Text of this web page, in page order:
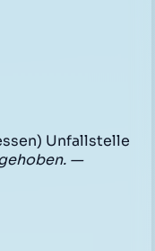
Unfallstelle
—